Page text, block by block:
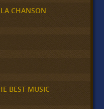
CHANSON
BEST MUSIC